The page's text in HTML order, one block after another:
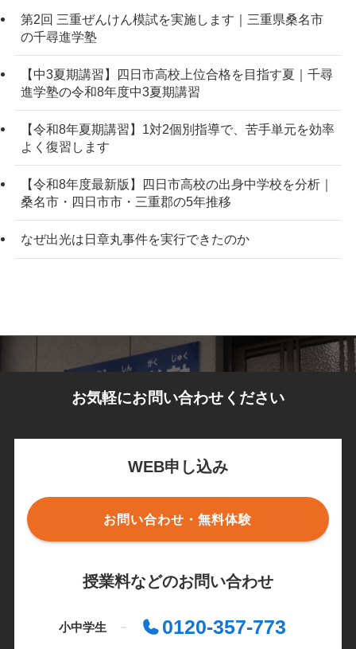
第2回 三重ぜんけん模試を実施します｜三重県桑名市
の千尋進学塾
【中3夏期講習】四日市高校上位合格を目指す夏｜千尋
進学塾の令和8年度中3夏期講習
【令和8年夏期講習】1対2個別指導で、苦手単元を効率
よく復習します
【令和8年度最新版】四日市高校の出身中学校を分析｜
桑名市・四日市市・三重郡の5年推移
なぜ出光は日章丸事件を実行できたのか
お気軽にお問い合わせください
WEB申し込み
お問い合わせ・無料体験
授業料などのお問い合わせ
小中学生
0120-357-773